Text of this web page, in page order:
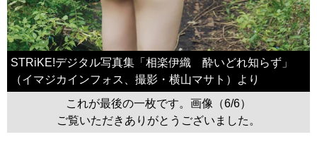
STRiKE!デジタル写真集「相楽伊織 酔いどれ知らず」
（イマジカインフォス、撮影・横山マサト）より
これが最後の一枚です。画像（6/6）
ご覧いただきありがとうございました。